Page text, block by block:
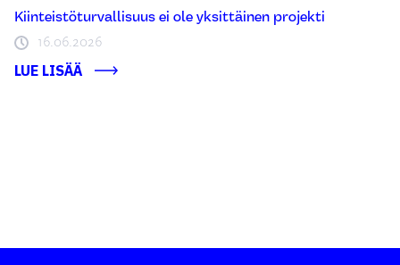
Kiinteistöturvallisuus ei ole yksittäinen projekti
16.06.2026
LUE LISÄÄ